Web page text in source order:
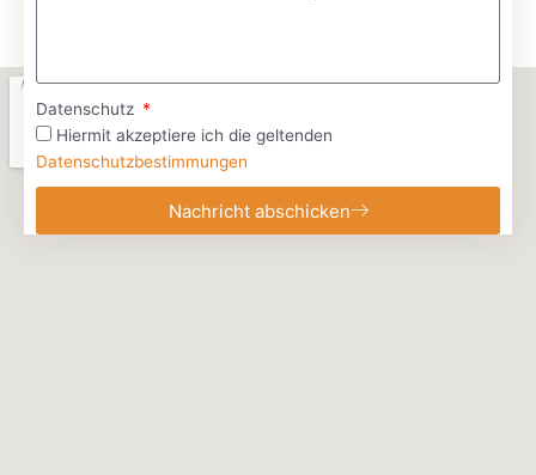
Datenschutz
Hiermit akzeptiere ich die geltenden
Datenschutzbestimmungen
Nachricht abschicken